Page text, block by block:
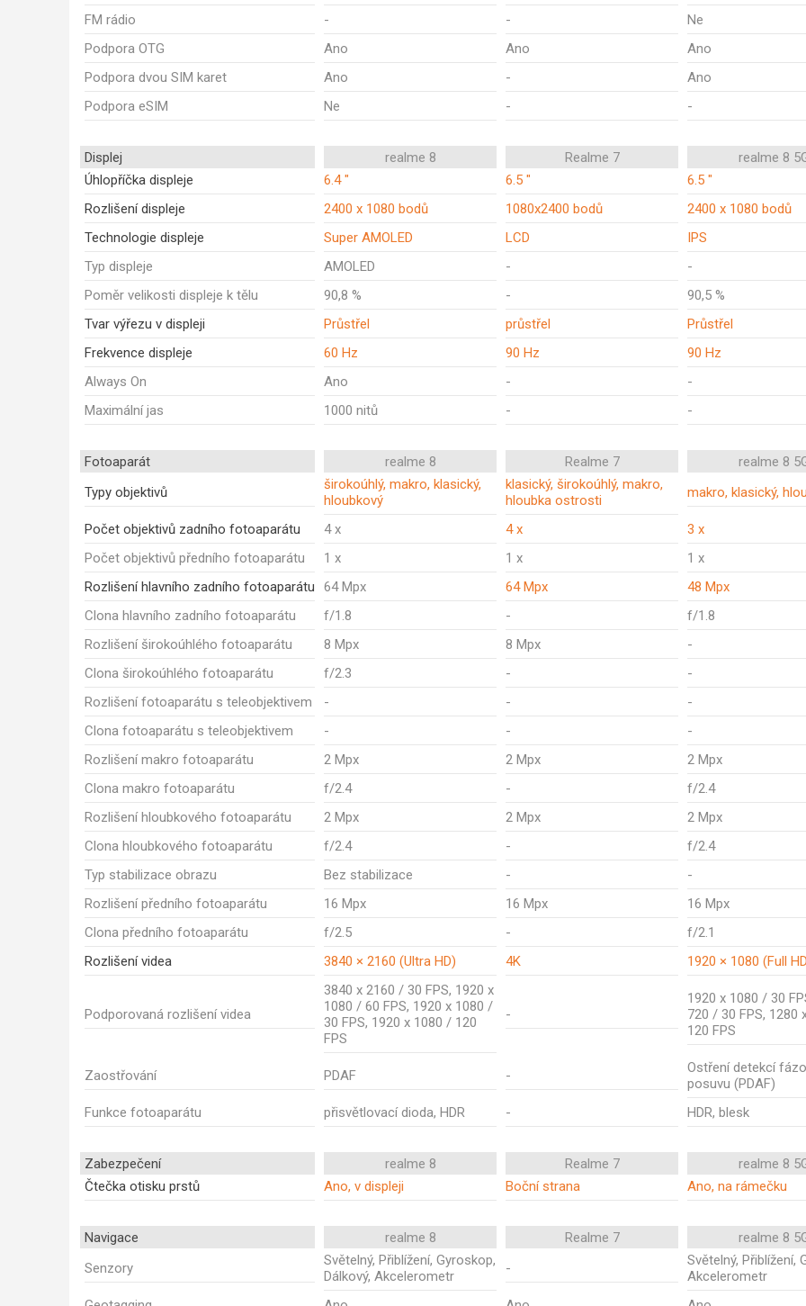
FM rádio
- -
Ne
Podpora OTG
Ano Ano
Ano
Podpora dvou SIM karet
Ano -
Ano
Podpora eSIM
Ne - -
Displej realme 8 Realme 7
realme 8
Úhlopříčka displeje
6.4 " 6.5 "
6.5 "
Rozlišení displeje
2400 x 1080 bodů 1080x2400 bodů
2400 x 1080 bodů
Technologie displeje
Super AMOLED LCD
IPS
Typ displeje
AMOLED -
-
Poměr velikosti displeje k tělu
90,8 % -
90,5 %
Tvar výřezu v displeji
Průstřel průstřel
Průstřel
Frekvence displeje
60 Hz 90 Hz
90 Hz
Always On
Ano -
-
Maximální jas
1000 nitů - -
Fotoaparát realme 8 Realme 7
realme 8
Typy objektivů
širokoúhlý, makro, klasický,
hloubkový
klasický, širokoúhlý, makro,
hloubka ostrosti
makro, klasický,
Počet objektivů zadního fotoaparátu 4 x 4 x
3 x
Počet objektivů předního fotoaparátu
1 x 1 x
1 x
Rozlišení hlavního zadního fotoaparátu
64 Mpx 64 Mpx
48 Mpx
Clona hlavního zadního fotoaparátu
f/1.8 -
f/1.8
Rozlišení širokoúhlého fotoaparátu
8 Mpx 8 Mpx
-
Clona širokoúhlého fotoaparátu
f/2.3 -
-
Rozlišení fotoaparátu s teleobjektivem
- -
-
Clona fotoaparátu s teleobjektivem
- -
-
Rozlišení makro fotoaparátu
2 Mpx 2 Mpx
2 Mpx
Clona makro fotoaparátu
f/2.4 -
f/2.4
Rozlišení hloubkového fotoaparátu
2 Mpx 2 Mpx
2 Mpx
Clona hloubkového fotoaparátu
f/2.4 -
f/2.4
Typ stabilizace obrazu
Bez stabilizace -
-
Rozlišení předního fotoaparátu
16 Mpx 16 Mpx
16 Mpx
Clona předního fotoaparátu
f/2.5 -
f/2.1
Rozlišení videa
3840 × 2160 (Ultra HD) 4K 1920 × 1080 (Full
Podporovaná rozlišení videa
3840 x 2160 / 30 FPS, 1920 x
1080 / 60 FPS, 1920 x 1080 /
30 FPS, 1920 x 1080 / 120
FPS
-
1920 x 1080 / 30
720 / 30 FPS, 1280
120 FPS
Zaostřování PDAF -
Ostření detekcí
posuvu (PDAF)
Funkce fotoaparátu
přisvětlovací dioda, HDR - HDR, blesk
Zabezpečení realme 8 Realme 7
realme 8
Čtečka otisku prstů
Ano, v displeji Boční strana Ano, na rámečku
Navigace realme 8 Realme 7
realme 8
Senzory
Světelný, Přiblížení, Gyroskop,
Dálkový, Akcelerometr
-
Světelný, Přiblížení,
Akcelerometr